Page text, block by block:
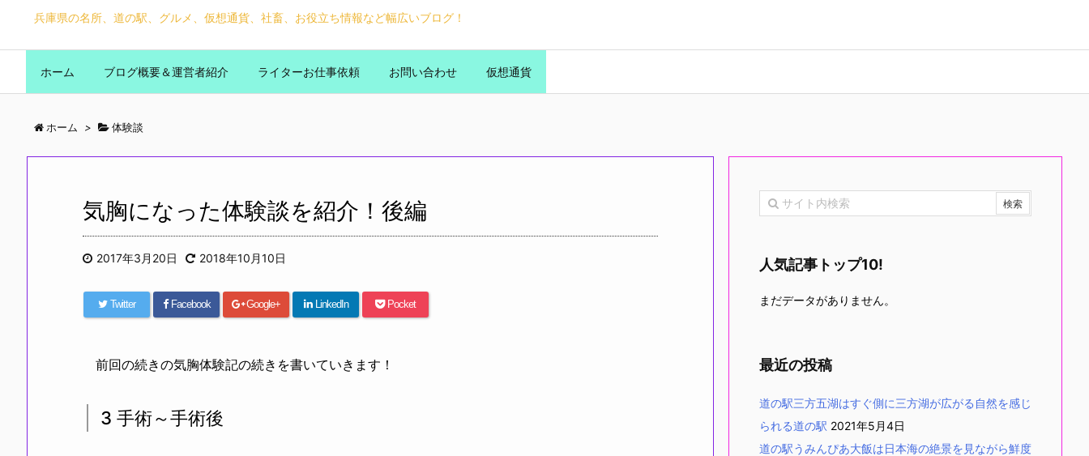
兵庫県の名所、道の駅、グルメ、仮想通貨、社畜、お役立ち情報など幅広いブログ！
ホーム ブログ概要＆運営者紹介 ライターお仕事依頼 お問い合わせ 仮想通貨
ホーム > 体験談
気胸になった体験談を紹介！後編
2017年3月20日 2018年10月10日
Twitter Facebook Google+ LinkedIn Pocket
前回の続きの気胸体験記の続きを書いていきます！
3 手術～手術後
人気記事トップ10!
まだデータがありません。
最近の投稿
道の駅三方五湖はすぐ側に三方湖が広がる自然を感じ
られる道の駅 2021年5月4日
道の駅うみんぴあ大飯は日本海の絶景を見ながら鮮度